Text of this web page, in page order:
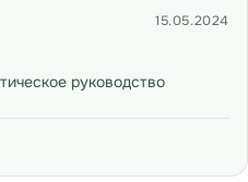
15.05.2024
руководство